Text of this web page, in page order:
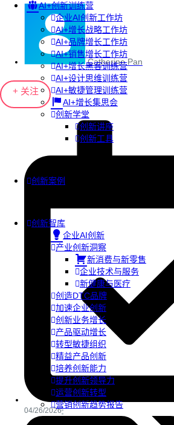
AI+创新训练营
企业AI创新工作坊
AI+增长战略工作坊
AI+品牌增长工作坊
AI+销售增长工作坊
AI+增长黑客训练营
AI+设计思维训练营
AI+敏捷管理训练营
AI+增长集思会
创新学堂
创新讲座
创新工具
创新案例
创新智库
企业AI创新
产业创新洞察
新消费与新零售
企业技术与服务
新健康与医疗
创造DTC品牌
加速企业创新
创新业务增长
产品驱动增长
转型敏捷组织
精益产品创新
培养创新能力
提升创新领导力
运营创新转型
营销创新趋势报告
Catherine Pan
+ 关注
04/26/2026